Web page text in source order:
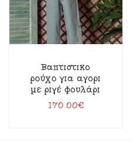
Βαπτιστικό
ρούχο για αγόρι
με ριγέ φουλάρι
170.00€